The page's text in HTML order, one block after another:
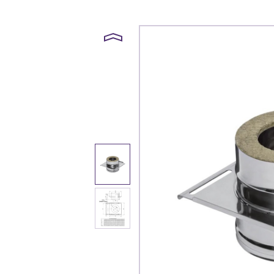
Застройщикам
Снабженцам и
Монтажным
Предприятиям и
О
История компании